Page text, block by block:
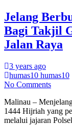
Jelang
Bagi Takjil
Jalan Raya
3 years ago
humas10 humas10
No Comments
Malinau –
1444 Hijriah yang
melalui jajaran